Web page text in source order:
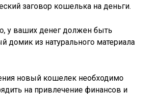
заговор кошелька на деньги.
у ваших денег должен быть
домик из натурального материала
новый кошелек необходимо
на привлечение финансов и